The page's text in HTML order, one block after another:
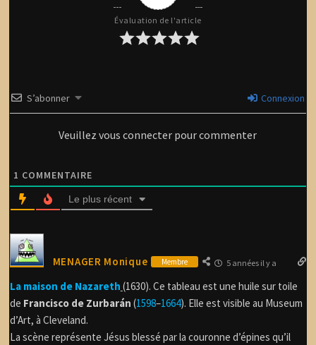
Évaluation de l'article
S’abonner Connexion
Veuillez vous connecter pour commenter
1 COMMENTAIRE
Le plus récent
MENAGER Monique Membre 5 années il y a
La maison de Nazareth (1630). Ce tableau est une huile sur toile
de Francisco de Zurbarán (1598–1664). Elle est visible au Museum
d’Art, à Cleveland.
La scène représente Jésus blessé par la couronne d’épines qu’il